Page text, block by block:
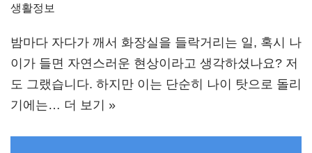
생활정보
밤마다 자다가 깨서 화장실을 들락거리는 일, 혹시 나
이가 들면 자연스러운 현상이라고 생각하셨나요? 저
도 그랬습니다. 하지만 이는 단순히 나이 탓으로 돌리
기에는… 더 보기 »